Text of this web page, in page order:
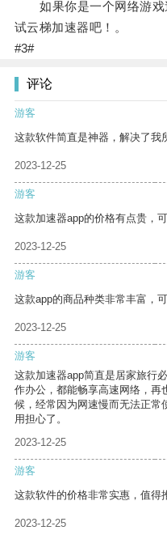
如果你是一个网络游戏
试云梯加速器吧！。
#3#
评论
游客
这款软件简直是神器，解决了我
2023-12-25
游客
这款加速器app的价格有点贵，
2023-12-25
游客
这款app的商品种类非常丰富，
2023-12-25
游客
这款加速器app简直是居家旅行
作办公，都能畅享高速网络，再
候，经常因为网速慢而无法正常
用担心了。
2023-12-25
游客
这款软件的价格非常实惠，值得
2023-12-25